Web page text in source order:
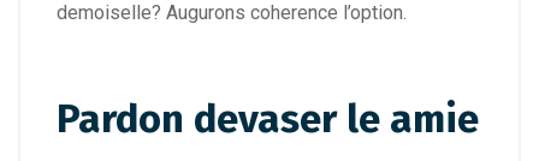
demoiselle? Augurons coherence l’option.
Pardon devaser le amie